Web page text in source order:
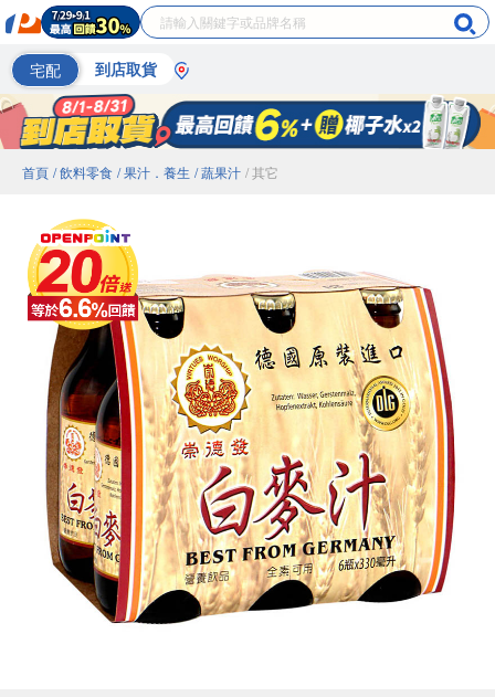
宅配 到店取貨
首頁 / 飲料零食 / 果汁．養生 / 蔬果汁 / 其它